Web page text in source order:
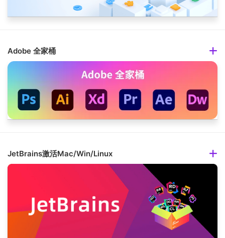
Adobe 全家桶
JetBrains激活Mac/Win/Linux